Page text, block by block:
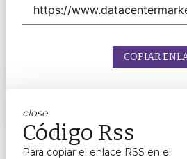
COPIAR
close
Código Rss
Para copiar el enlace RSS en el